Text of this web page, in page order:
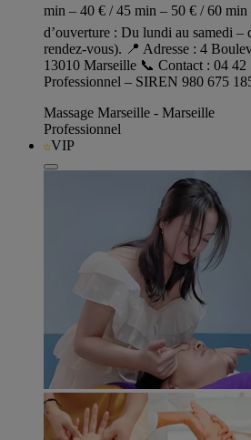
min – 40 € / 45 min – 50 € / 60
d’ouverture : Du lundi au samedi –
rendez-vous). 📍 Adresse : 4
13010 Marseille 📞 Contact : 04
Professionnel – SIREN 980 675
Massage Marseille - Marseille
Professionnel
VIP